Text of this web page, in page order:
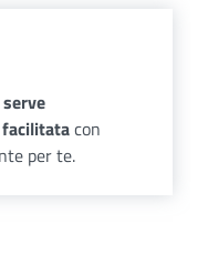
facilitatacon
per te.